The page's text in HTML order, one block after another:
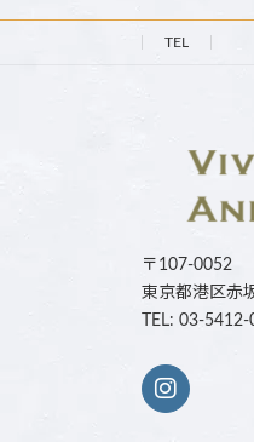
TEL
〒107-0052
東京都港区
TEL: 03-